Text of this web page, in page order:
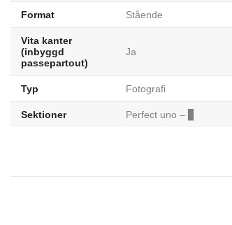
Format Stående
Vita kanter
(inbyggd
passepartout)
Ja
Typ Fotografi
Sektioner Perfect uno – ▊